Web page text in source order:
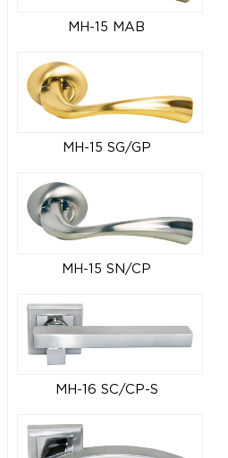
MH-15 MAB
MH-15 SG/GP
MH-15 SN/CP
MH-16 SC/CP-S